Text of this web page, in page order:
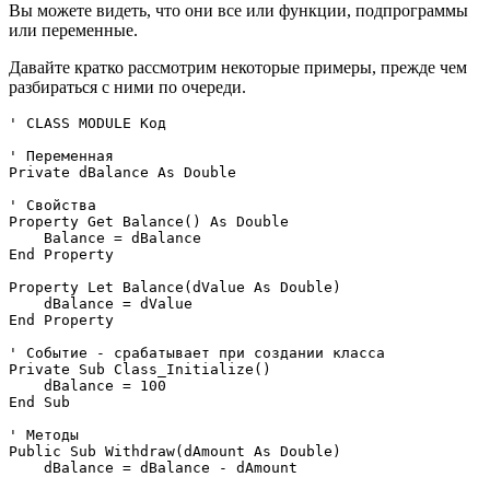
Вы можете видеть, что они все или функции, подпрограммы
или переменные.
Давайте кратко рассмотрим некоторые примеры, прежде чем
разбираться с ними по очереди.
' CLASS MODULE Код
' Переменная
Private dBalance As Double
' Свойства
Property Get Balance() As Double
    Balance = dBalance
End Property
Property Let Balance(dValue As Double)
    dBalance = dValue
End Property
' Событие - срабатывает при создании класса
Private Sub Class_Initialize()
    dBalance = 100
End Sub
' Методы
Public Sub Withdraw(dAmount As Double)
    dBalance = dBalance - dAmount